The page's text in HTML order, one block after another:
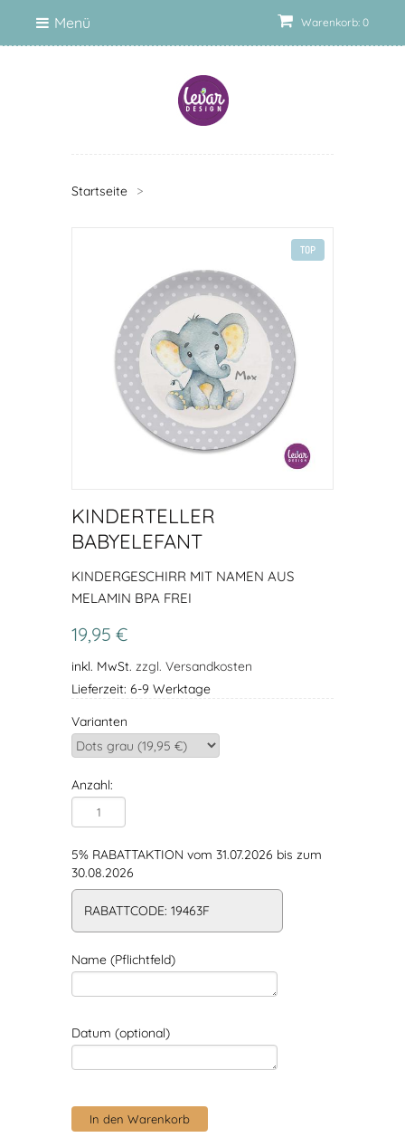
Warenkorb: 0
Menü
Startseite >
TOP
KINDERTELLER
BABYELEFANT
KINDERGESCHIRR MIT NAMEN AUS
MELAMIN BPA FREI
19,95 €
inkl. MwSt. zzgl. Versandkosten
Lieferzeit: 6-9 Werktage
Varianten
Anzahl:
5% RABATTAKTION vom 31.07.2026 bis zum
30.08.2026
RABATTCODE: 19463F
Name (Pflichtfeld)
Datum (optional)